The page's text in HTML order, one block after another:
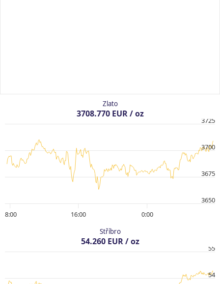
Zlato
3708.770 EUR / oz
8:00 16:00 0:00
3650
3675
3700
3725
Stříbro
54.260 EUR / oz
54
55